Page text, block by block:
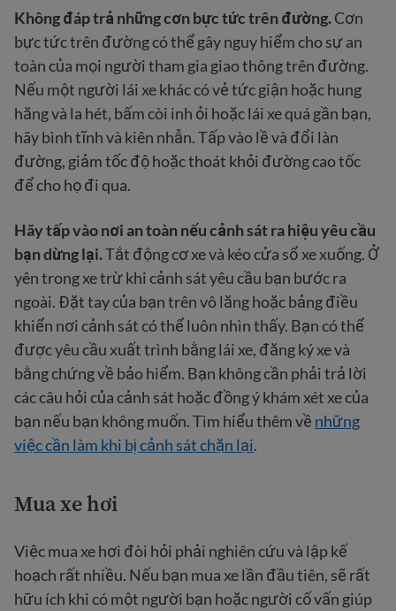
Không đáp trả những cơn bực tức trên đường.Cơn
bực tức trên đường có thể gây nguy hiểm cho sự an
toàn của mọi người tham gia giao thông trên đường.
Nếu một người lái xe khác có vẻ tức giận hoặc hung
hăng và la hét, bấm còi inh ỏi hoặc lái xe quá gần bạn,
hãy bình tĩnh và kiên nhẫn. Tấp vào lề và đổi làn
đường, giảm tốc độ hoặc thoát khỏi đường cao tốc
để cho họ đi qua.
Hãy tấp vào nơi an toàn nếu cảnh sát ra hiệu yêu cầu
bạn dừng lại.Tắt động cơ xe và kéo cửa sổ xe xuống. Ở
yên trong xe trừ khi cảnh sát yêu cầu bạn bước ra
ngoài. Đặt tay của bạn trên vô lăng hoặc bảng điều
khiển nơi cảnh sát có thể luôn nhìn thấy. Bạn có thể
được yêu cầu xuất trình bằng lái xe, đăng ký xe và
bằng chứng về bảo hiểm. Bạn không cần phải trả lời
các câu hỏi của cảnh sát hoặc đồng ý khám xét xe của
bạn nếu bạn không muốn. Tìm hiểu thêm về những
việc cần làm khi bị cảnh sát chặn lại.
Mua xe hơi
Việc mua xe hơi đòi hỏi phải nghiên cứu và lập kế
hoạch rất nhiều. Nếu bạn mua xe lần đầu tiên, sẽ rất
hữu ích khi có một người bạn hoặc người cố vấn giúp